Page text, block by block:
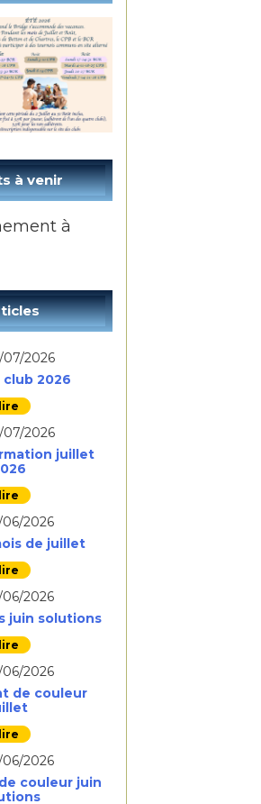
à venir
à
07/2026
2026
07/2026
juillet
06/2026
de juillet
06/2026
juin solutions
06/2026
de couleur
06/2026
couleur juin